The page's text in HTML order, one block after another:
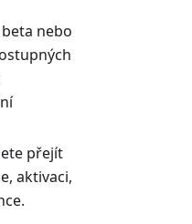
nebo
přejít
aktivaci,